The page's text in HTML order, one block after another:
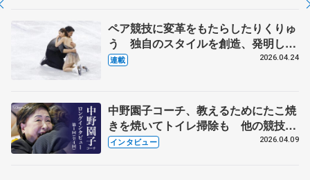
ペア競技に変革をもたらしたりくりゅ
う 独自のスタイルを創造、発明した
【引退発表後②】
連載 2026.04.24
中野園子コーチ、教えるためにたこ焼
きを焼いてトイレ掃除も 他の競技に
も通用するという坂本花織の筋肉
インタビュー 2026.04.09